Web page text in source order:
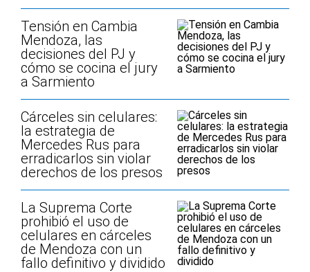
Tensión en Cambia
Mendoza, las
decisiones del PJ y
cómo se cocina el jury
a Sarmiento
Cárceles sin celulares:
la estrategia de
Mercedes Rus para
erradicarlos sin violar
derechos de los presos
La Suprema Corte
prohibió el uso de
celulares en cárceles
de Mendoza con un
fallo definitivo y dividido